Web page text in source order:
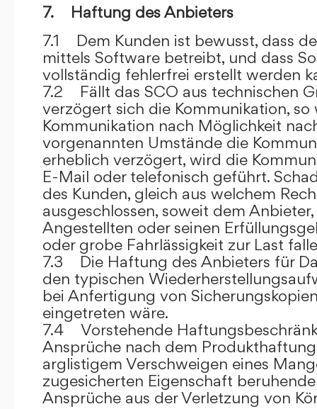
7. Haftung des Anbieters
7.1 Dem Kunden ist bewusst, dass
mittels Software betreibt, und dass
vollständig fehlerfrei erstellt werden
7.2 Fällt das SCO aus technischen
verzögert sich die Kommunikation, so
Kommunikation nach Möglichkeit
vorgenannten Umstände die
erheblich verzögert, wird die
E-Mail oder telefonisch geführt.
des Kunden, gleich aus welchem
ausgeschlossen, soweit dem
Angestellten oder seinen
oder grobe Fahrlässigkeit zur Last
7.3 Die Haftung des Anbieters für
den typischen
bei Anfertigung von
eingetreten wäre.
7.4 Vorstehende
Ansprüche nach dem
arglistigem Verschweigen eines
zugesicherten Eigenschaft
Ansprüche aus der Verletzung von